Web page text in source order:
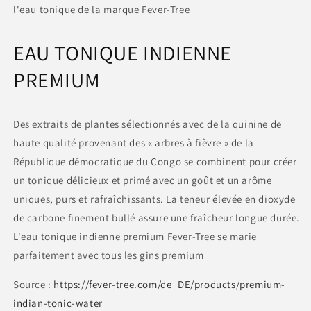
l'eau tonique de la marque Fever-Tree
EAU TONIQUE INDIENNE
PREMIUM
Des extraits de plantes sélectionnés avec de la quinine de
haute qualité provenant des « arbres à fièvre » de la
République démocratique du Congo se combinent pour créer
un tonique délicieux et primé avec un goût et un arôme
uniques, purs et rafraîchissants. La teneur élevée en dioxyde
de carbone finement bullé assure une fraîcheur longue durée.
L'eau tonique indienne premium Fever-Tree se marie
parfaitement avec tous les gins premium
Source : https://fever-tree.com/de_DE/products/premium-
indian-tonic-water